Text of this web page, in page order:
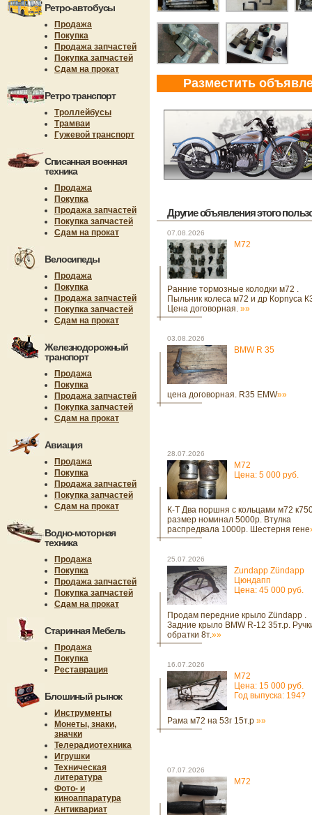
Ретро-автобусы
Продажа
Покупка
Продажа запчастей
Покупка запчастей
Сдам на прокат
Ретро транспорт
Троллейбусы
Трамваи
Гужевой транспорт
Списанная военная
техника
Продажа
Покупка
Продажа запчастей
Покупка запчастей
Сдам на прокат
Велосипеды
Продажа
Покупка
Продажа запчастей
Покупка запчастей
Сдам на прокат
Железнодорожный
транспорт
Продажа
Покупка
Продажа запчастей
Покупка запчастей
Сдам на прокат
Авиация
Продажа
Покупка
Продажа запчастей
Покупка запчастей
Сдам на прокат
Водно-моторная
техника
Продажа
Покупка
Продажа запчастей
Покупка запчастей
Сдам на прокат
Старинная Мебель
Продажа
Покупка
Реставрация
Блошиный рынок
Инструменты
Монеты, знаки,
значки
Телерадиотехника
Игрушки
Техническая
литература
Фото- и
киноаппаратура
Антиквариат
Разместить
Другие объявления этого
07.08.2026
М72
Ранние тормозные колодки м72 .
Пыльник колеса м72 и др Корпуса
Цена договорная. »»
03.08.2026
BMW R 35
цена договорная. R35 EMW»»
28.07.2026
М72
Цена: 5 000 руб.
К-Т Два поршня с кольцами м72
размер номинал 5000р. Втулка
распредвала 1000р. Шестерня гене
25.07.2026
Zundapp Zündapp
Цюндапп
Цена: 45 000 руб.
Продам передние крыло Zündapp .
Задние крыло BMW R-12 35т.р.
обратки 8т.»»
16.07.2026
М72
Цена: 15 000 руб.
Год выпуска: 194?
Рама м72 на 53г 15т.р »»
07.07.2026
М72